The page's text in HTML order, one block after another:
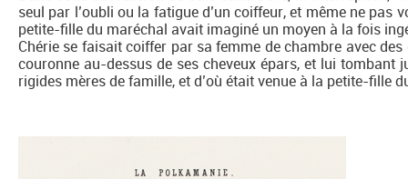
seul par l’oubli ou la fatigue d’un coiffeur, et même ne pas
petite-fille du maréchal avait imaginé un moyen à la fois
Chérie se faisait coiffer par sa femme de chambre avec
couronne au-dessus de ses cheveux épars, et lui tombant
rigides mères de famille, et d’où était venue à la petite-fille